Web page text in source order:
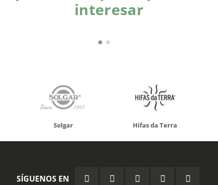
interesar
Solgar Hifas da Terra
SÍGUENOS EN